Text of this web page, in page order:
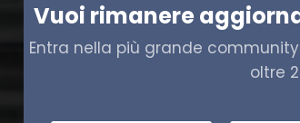
Vuoi rimanere
Entra nella più grande
oltre